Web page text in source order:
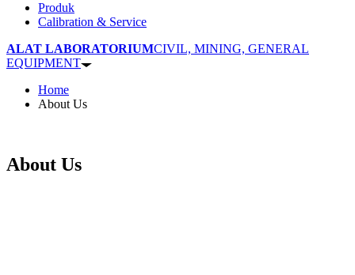
Produk
Calibration & Service
ALAT LABORATORIUMCIVIL, MINING, GENERAL
EQUIPMENT
Home
About Us
About Us